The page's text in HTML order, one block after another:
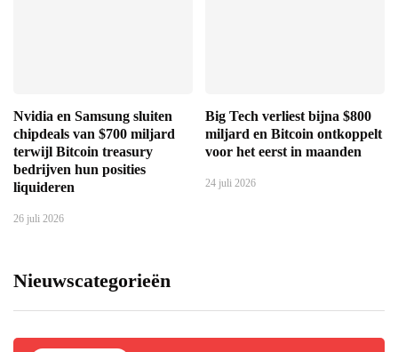
Nvidia en Samsung sluiten
chipdeals van $700 miljard
terwijl Bitcoin treasury
bedrijven hun posities
liquideren
26 juli 2026
Big Tech verliest bijna $800
miljard en Bitcoin ontkoppelt
voor het eerst in maanden
24 juli 2026
Nieuwscategorieën